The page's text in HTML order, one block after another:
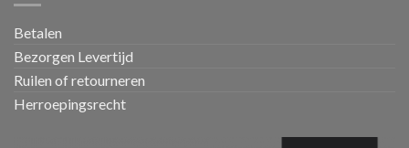
Betalen
Bezorgen Levertijd
Ruilen of retourneren
Herroepingsrecht